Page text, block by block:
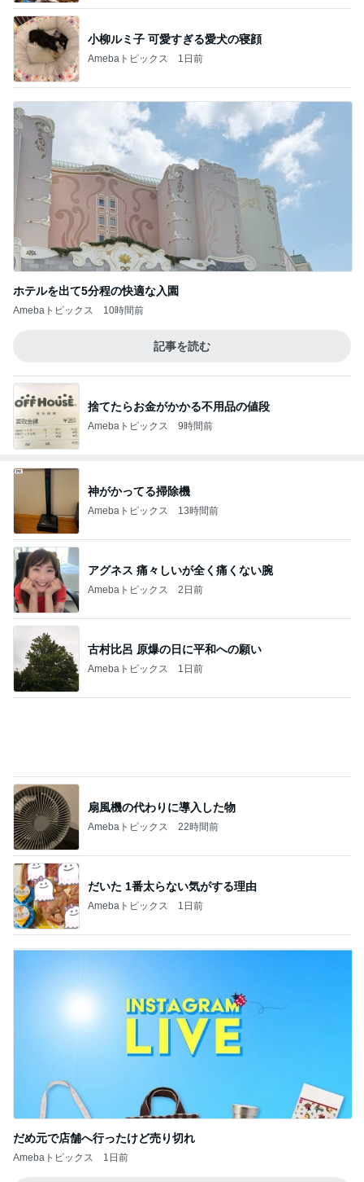
小柳ルミ子 可愛すぎる愛犬の寝顔
Amebaトピックス 1日前
ホテルを出て5分程の快適な入園
Amebaトピックス 10時間前
記事を読む
捨てたらお金がかかる不用品の値段
Amebaトピックス 9時間前
神がかってる掃除機
Amebaトピックス 13時間前
アグネス 痛々しいが全く痛くない腕
Amebaトピックス 2日前
古村比呂 原爆の日に平和への願い
Amebaトピックス 1日前
扇風機の代わりに導入した物
Amebaトピックス 22時間前
だいた 1番太らない気がする理由
Amebaトピックス 1日前
だめ元で店舗へ行ったけど売り切れ
Amebaトピックス 1日前